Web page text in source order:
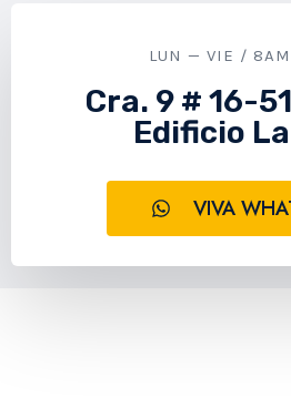
LUN — VIE /
Cra. 9 # 16-
Edificio
VIVA